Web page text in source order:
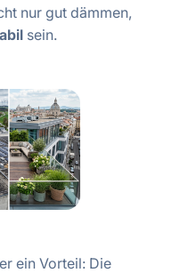
nur gut dämmen,
sein.
ein Vorteil: Die